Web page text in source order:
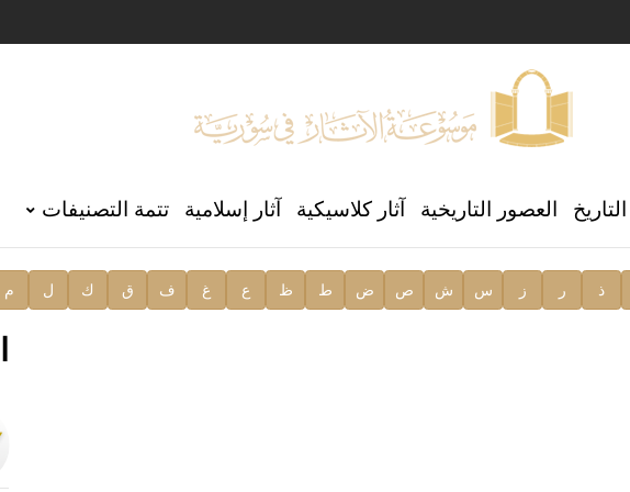
العالمي للغة العربية
العصور التاريخية آثار كلاسيكية آثار إسلامية تتمة التصنيفات
ذ ر ز س ش ص ض ط ظ ع غ ف ق ك ل م